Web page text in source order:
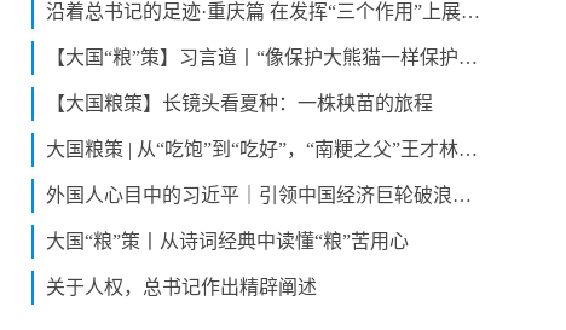
沿着总书记的足迹·重庆篇 在发挥“三个作用”上展现更大作为
【大国“粮”策】习言道丨“像保护大熊猫一样保护耕地”
【大国粮策】长镜头看夏种：一株秧苗的旅程
大国粮策 | 从“吃饱”到“吃好”，“南粳之父”王才林稻花香里逐梦行
外国人心目中的习近平｜引领中国经济巨轮破浪前行
大国“粮”策丨从诗词经典中读懂“粮”苦用心
关于人权，总书记作出精辟阐述